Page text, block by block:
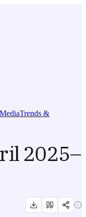
Trends &
2025–